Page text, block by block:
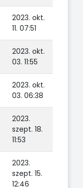
2023. okt.
11. 07:51
2023. okt.
03. 11:55
2023. okt.
03. 06:38
2023.
szept. 18.
11:53
2023.
szept. 15.
12:46